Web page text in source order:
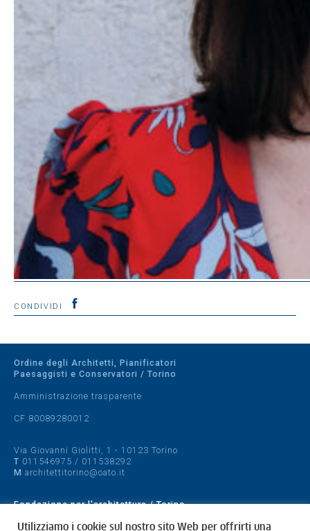
CONDIVIDI
Ordine degli Architetti, Pianificatori
Paesaggisti e Conservatori / Torino
Amministrazione trasparente
CF 80089280012
Via Giovanni Giolitti, 1 - 10123 Torino
T 011546975 / 011538292
M architettitorino@oato.it
Fondazione per l'architettura / Torino
Designed by quattrolinee.it
Utilizziamo i cookie sul nostro sito Web per offrirti una